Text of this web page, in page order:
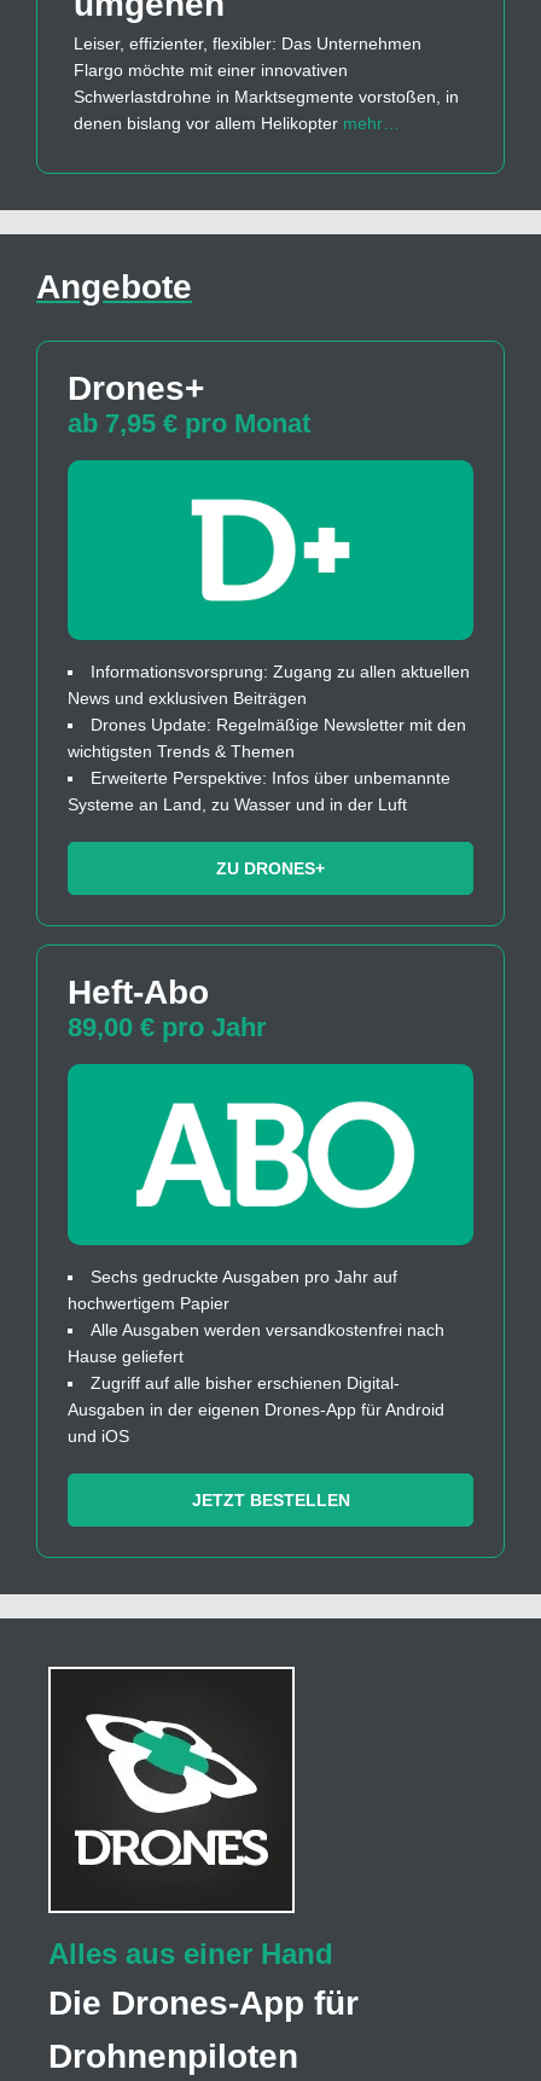
Leiser, effizienter, flexibler: Das Unternehmen
Flargo möchte mit einer innovativen
Schwerlastdrohne in Marktsegmente vorstoßen, in
denen bislang vor allem Helikopter mehr…
Angebote
Drones+
ab 7,95 € pro Monat
Informationsvorsprung: Zugang zu allen aktuellen
News und exklusiven Beiträgen
Drones Update: Regelmäßige Newsletter mit den
wichtigsten Trends & Themen
Erweiterte Perspektive: Infos über unbemannte
Systeme an Land, zu Wasser und in der Luft
ZU DRONES+
Heft-Abo
89,00 € pro Jahr
Sechs gedruckte Ausgaben pro Jahr auf
hochwertigem Papier
Alle Ausgaben werden versandkostenfrei nach
Hause geliefert
Zugriff auf alle bisher erschienen Digital-
Ausgaben in der eigenen Drones-App für Android
und iOS
JETZT BESTELLEN
Alles aus einer Hand
Die Drones-App für
Drohnenpiloten